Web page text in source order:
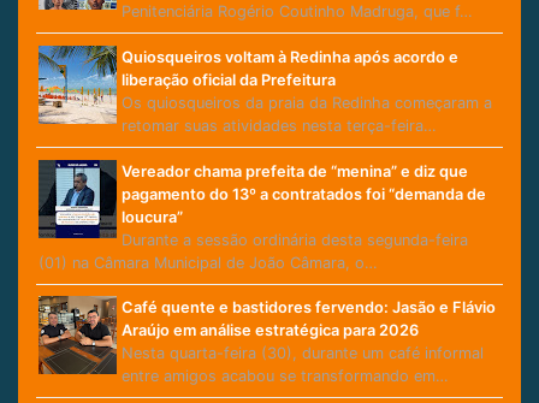
Penitenciária Rogério Coutinho Madruga, que f…
Quiosqueiros voltam à Redinha após acordo e
liberação oficial da Prefeitura
Os quiosqueiros da praia da Redinha começaram a
retomar suas atividades nesta terça-feira…
Vereador chama prefeita de “menina” e diz que
pagamento do 13º a contratados foi “demanda de
loucura”
Durante a sessão ordinária desta segunda-feira
(01) na Câmara Municipal de João Câmara, o…
Café quente e bastidores fervendo: Jasão e Flávio
Araújo em análise estratégica para 2026
Nesta quarta-feira (30), durante um café informal
entre amigos acabou se transformando em…